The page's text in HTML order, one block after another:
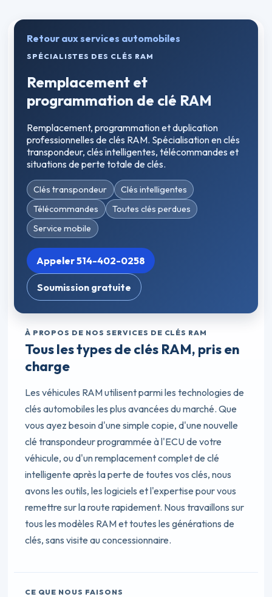
Retour aux services automobiles
SPÉCIALISTES DES CLÉS RAM
Remplacement et
programmation de clé RAM
Remplacement, programmation et duplication
professionnelles de clés RAM. Spécialisation en clés
transpondeur, clés intelligentes, télécommandes et
situations de perte totale de clés.
Clés transpondeur
Clés intelligentes
Télécommandes
Toutes clés perdues
Service mobile
Appeler 514-402-0258
Soumission gratuite
À PROPOS DE NOS SERVICES DE CLÉS RAM
Tous les types de clés RAM, pris en
charge
Les véhicules RAM utilisent parmi les technologies de
clés automobiles les plus avancées du marché. Que
vous ayez besoin d'une simple copie, d'une nouvelle
clé transpondeur programmée à l'ECU de votre
véhicule, ou d'un remplacement complet de clé
intelligente après la perte de toutes vos clés, nous
avons les outils, les logiciels et l'expertise pour vous
remettre sur la route rapidement. Nous travaillons sur
tous les modèles RAM et toutes les générations de
clés, sans visite au concessionnaire.
CE QUE NOUS FAISONS